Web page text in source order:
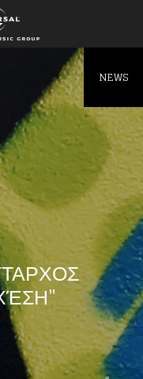
NEWS
before